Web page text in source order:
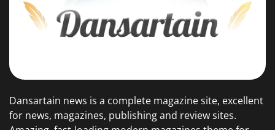
Dansartain news is a complete magazine site, excellent
for news, magazines, publishing and review sites.